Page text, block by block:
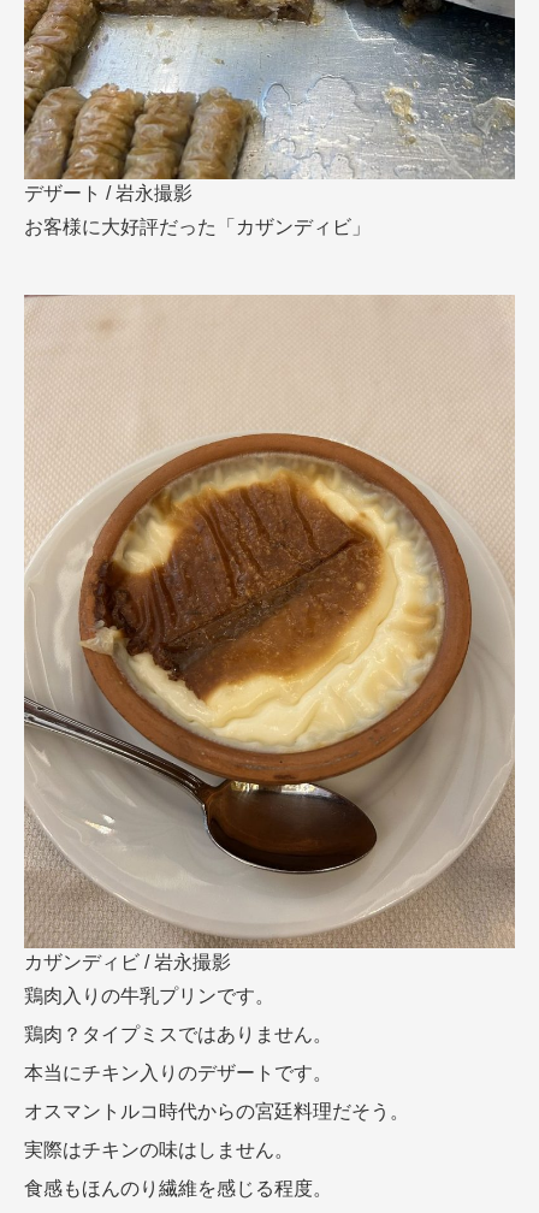
デザート / 岩永撮影
お客様に大好評だった「カザンディビ」
カザンディビ / 岩永撮影
鶏肉入りの牛乳プリンです。
鶏肉？タイプミスではありません。
本当にチキン入りのデザートです。
オスマントルコ時代からの宮廷料理だそう。
実際はチキンの味はしません。
食感もほんのり繊維を感じる程度。